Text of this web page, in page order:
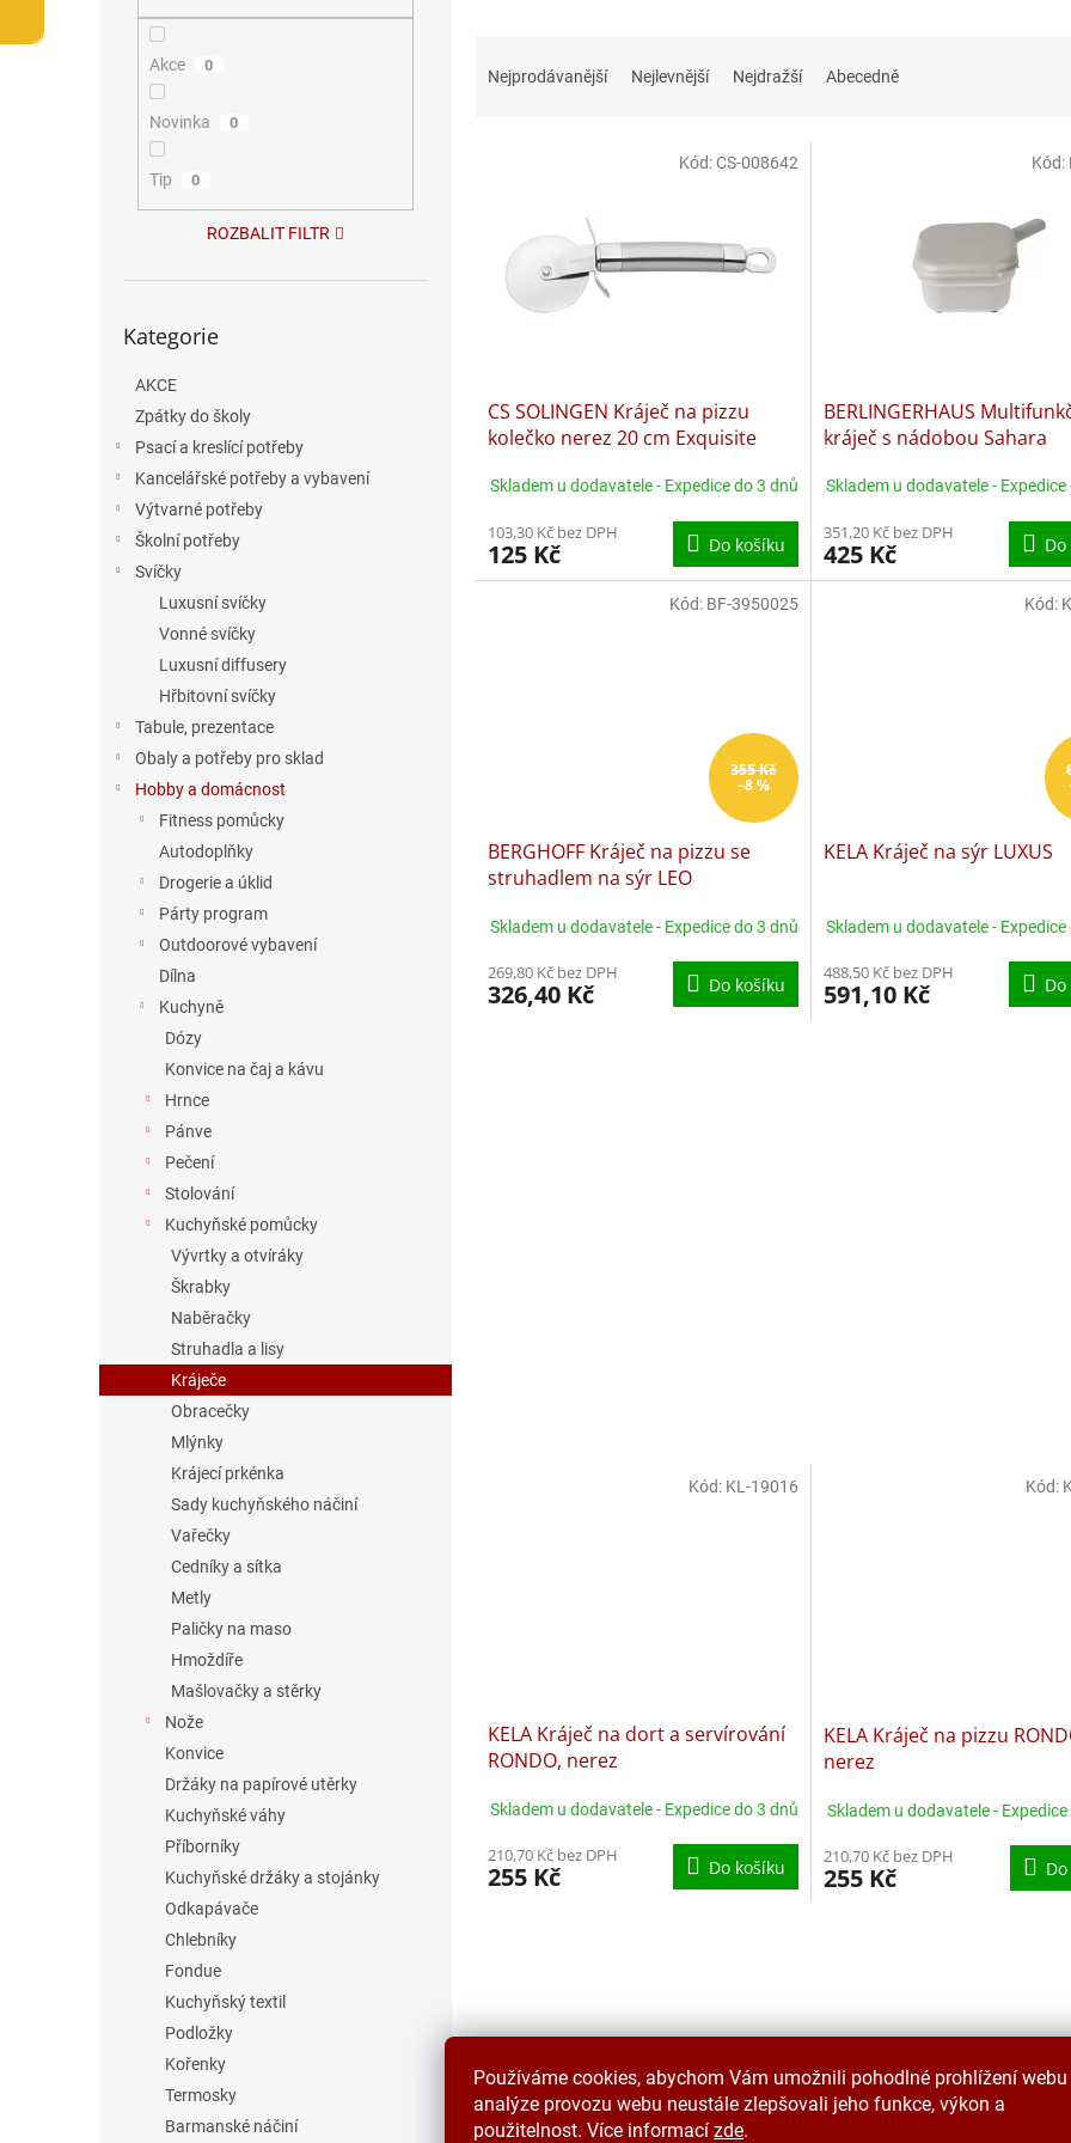
Používáme cookies, abychom Vám umožnili pohodlné prohlížení
analýze provozu webu neustále zlepšovali jeho funkce, výkon a
použitelnost. Více informací zde.
Akce 0
Novinka 0
Tip 0
ROZBALIT FILTR
kategorie
Kategorie
AKCE
Zpátky do školy
Psací a kreslící potřeby
Kancelářské potřeby a vybavení
Výtvarné potřeby
Školní potřeby
Svíčky
Luxusní svíčky
Vonné svíčky
Luxusní diffusery
Hřbitovní svíčky
Tabule, prezentace
Obaly a potřeby pro sklad
Hobby a domácnost
Fitness pomůcky
Autodoplňky
Drogerie a úklid
Párty program
Outdoorové vybavení
Dílna
Kuchyně
Dózy
Konvice na čaj a kávu
Hrnce
Pánve
Pečení
Stolování
Kuchyňské pomůcky
Vývrtky a otvíráky
Škrabky
Naběračky
Struhadla a lisy
Kráječe
Obracečky
Mlýnky
Krájecí prkénka
Sady kuchyňského náčiní
Vařečky
Cedníky a sítka
Metly
Paličky na maso
Hmoždíře
Mašlovačky a stěrky
Nože
Konvice
Držáky na papírové utěrky
Kuchyňské váhy
Příborníky
Kuchyňské držáky a stojánky
Odkapávače
Chlebníky
Fondue
Kuchyňský textil
Podložky
Kořenky
Termosky
Barmanské náčiní
Nejprodávanější Nejlevnější Nejdražší Abecedně
CS SOLINGEN Kráječ na pizzu
kolečko nerez 20 cm Exquisite
Skladem u dodavatele - Expedice do 3 dnů
103,30 Kč bez DPH
125 Kč Do košíku
Kód:CS-008642
BERLINGERHAUS
kráječ s nádobou Sahara
Skladem u dodavatele -
351,20 Kč bez DPH
425 Kč
Kód:
355 Kč
–8 %
BERGHOFF Kráječ na pizzu se
struhadlem na sýr LEO
Skladem u dodavatele - Expedice do 3 dnů
269,80 Kč bez DPH
326,40 Kč Do košíku
Kód: BF-3950025
KELA Kráječ na sýr LUXUS
Skladem u dodavatele -
488,50 Kč bez DPH
591,10 Kč
Kód:
KELA Kráječ na dort a servírování
RONDO, nerez
Skladem u dodavatele - Expedice do 3 dnů
210,70 Kč bez DPH
255 Kč Do košíku
Kód: KL-19016
KELA Kráječ na pizzu
nerez
Skladem u dodavatele -
210,70 Kč bez DPH
255 Kč
Kód:
d
c
í
p